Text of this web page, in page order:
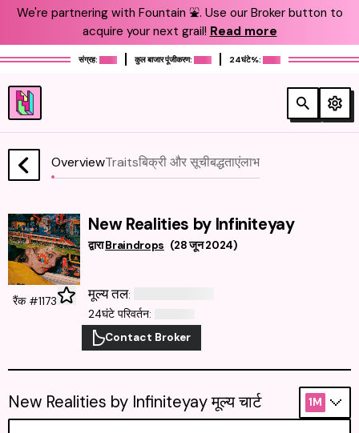
We're partnering with Fountain ⛲️. Use our Broker button to
acquire your next grail! Read more
संग्रह: कुल बाजार पूंजीकरण: 24घंटे%:
OverviewTraitsबिक्री और सूचीबद्धताएंलाभ
New Realities by Infiniteyay
द्वारा Braindrops (28 जून 2024)
रैंक #1173 मूल्य तल:
24घंटे परिवर्तन:
Contact Broker
New Realities by Infiniteyay मूल्य चार्ट 1M